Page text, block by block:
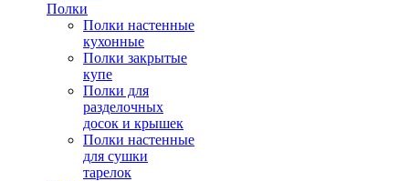
Полки
Полки настенные
кухонные
Полки закрытые
купе
Полки для
разделочных
досок и крышек
Полки настенные
для сушки
тарелок